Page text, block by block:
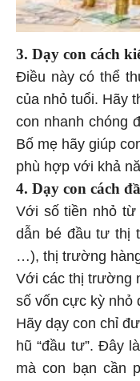
3. Dạy con cách
Điều này có thể
của nhỏ tuổi. Hãy
con nhanh chóng
Bố mẹ hãy giúp
phù hợp với khả
4. Dạy con cách
Với số tiền nhỏ từ
dẫn bé đầu tư thị
…), thị trường
Với các thị trường
số vốn cực kỳ nhỏ
Hãy dạy con chỉ
hũ “đầu tư”. Đây
mà con bạn cần